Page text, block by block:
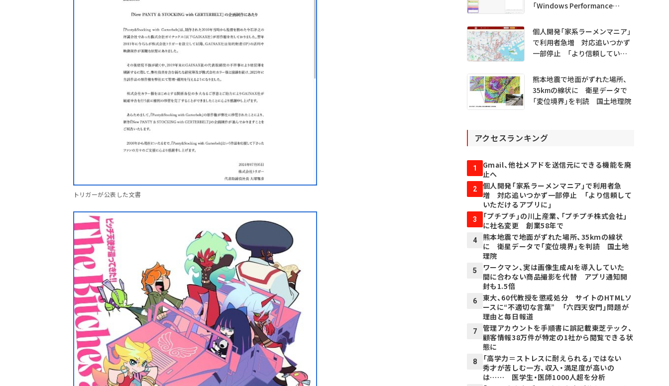
トリガーが公表した文書
「Windows Performance
プレビュー公開
個人開発「家系ラーメンマニア」
で利用者急増 対応追いつかず
一部停止 「より信頼していた
熊本地震で地面がずれた場所、
35kmの線状に 衛星データで
「変位境界」を判読 国土地理院
アクセスランキング
1
Gmail、他社メアドを送信元にできる機能を廃
止へ
2
個人開発「家系ラーメンマニア」で利用者急
増 対応追いつかず一部停止 「より信頼して
いただけるアプリに」
3
「プチプチ」の川上産業、「プチプチ株式会社」
に社名変更 創業58年で
4
熊本地震で地面がずれた場所、35kmの線状
に 衛星データで「変位境界」を判読 国土地
理院
5
ワークマン、実は画像生成AIを導入していた
間に合わない商品撮影を代替 アプリ通知開
封も1.5倍
6
東大、60代教授を懲戒処分 サイトのHTMLソ
ースに“不適切な言葉” 「六四天安門」問題が
理由と毎日報道
7
管理アカウントを手順書に誤記載――東芝テック、
顧客情報38万件が特定の1社から閲覧できる状
態に
8
「高学力＝ストレスに耐えられる」ではない
秀才が苦しむ一方、収入・満足度が高いの
は…… 医学生・医師1000人超を分析